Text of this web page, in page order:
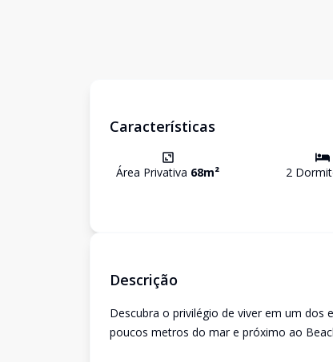
Características
Área Privativa 68m² 2
Descrição
Descubra o privilégio de viver em um dos
poucos metros do mar e próximo ao